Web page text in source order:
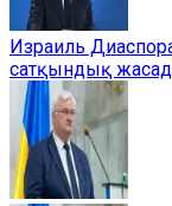
Израиль
сатқындық